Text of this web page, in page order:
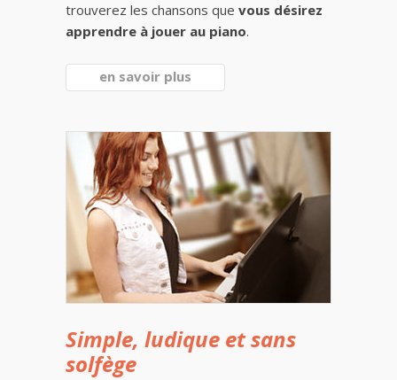
trouverez les chansons que vous désirez
apprendre à jouer au piano.
en savoir plus
Simple, ludique et sans
solfège